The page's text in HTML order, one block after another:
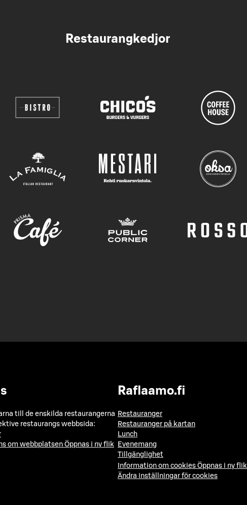
Restaurangkedjor
till de enskilda restaurangerna
restaurangs webbsida:
om webbplatsen Öppnas i ny flik
Raflaamo.fi
Restauranger
Restauranger på kartan
Lunch
Evenemang
Tillgänglighet
Information om cookies Öppnas i ny flik
Ändra inställningar för cookies